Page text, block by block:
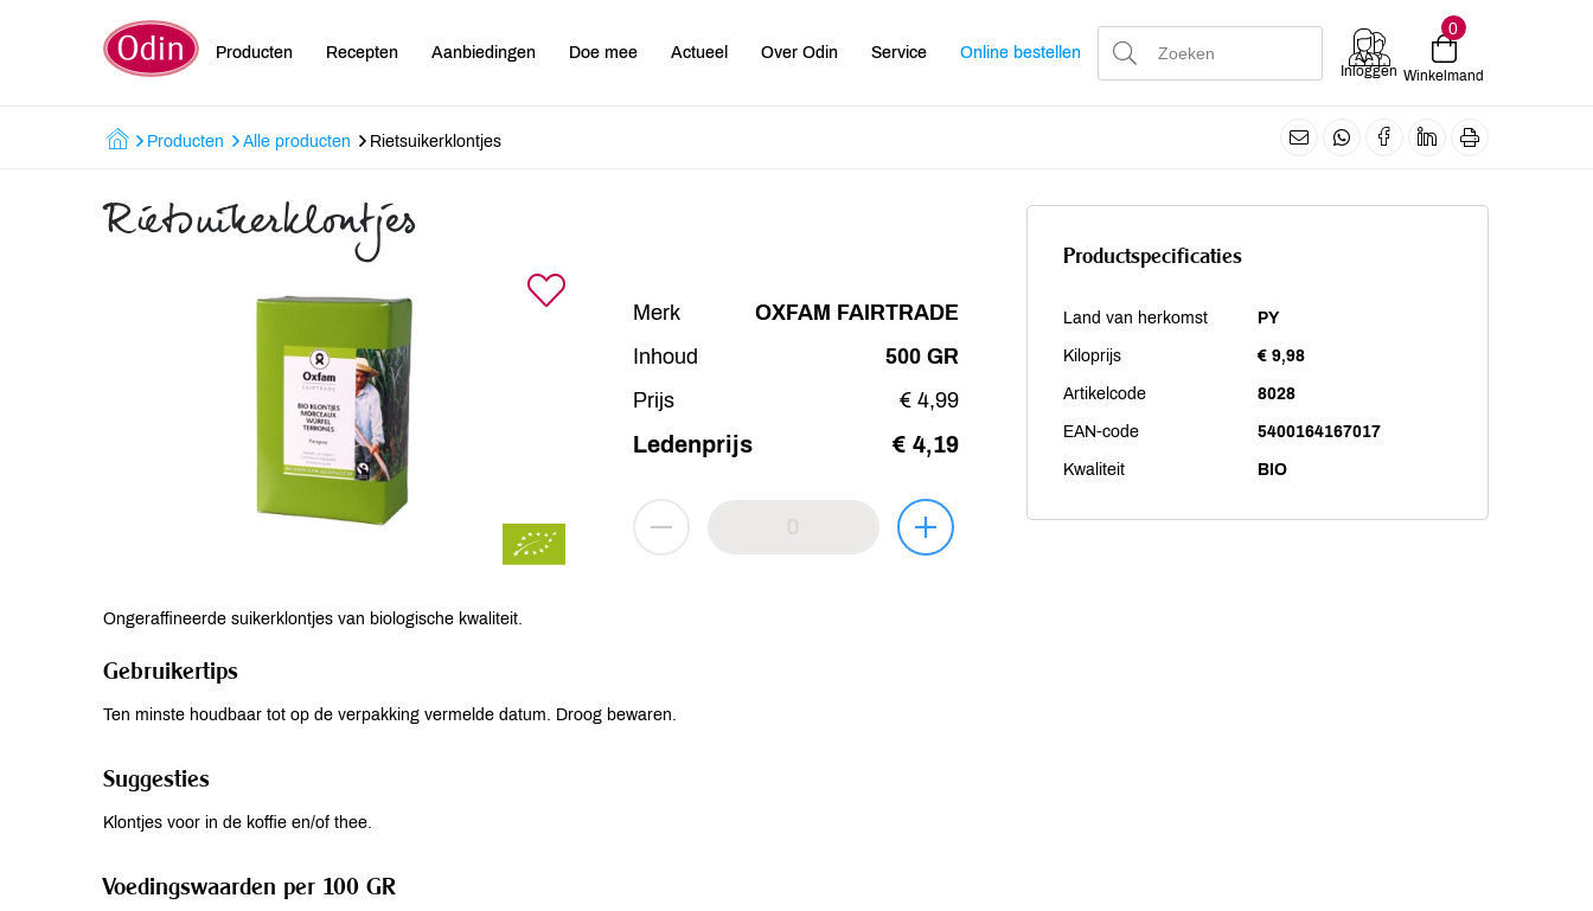
Producten Recepten Aanbiedingen Doe mee Actueel Over Odin Service Online bestellen
Inloggen
0
Winkelmand
Producten Alle producten Rietsuikerklontjes
Rietsuikerklontjes
Merk
OXFAM FAIRTRADE
Inhoud
500 GR
Prijs
€ 4,99
Ledenprijs € 4,19
Ongeraffineerde suikerklontjes van biologische kwaliteit.
Gebruikertips
Ten minste houdbaar tot op de verpakking vermelde datum. Droog bewaren.
Suggesties
Klontjes voor in de koffie en/of thee.
Voedingswaarden per 100 GR
Productspecificaties
Land van herkomst PY
Kiloprijs € 9,98
Artikelcode 8028
EAN-code 5400164167017
Kwaliteit BIO